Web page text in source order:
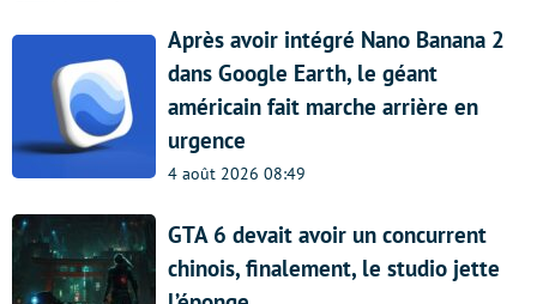
Après avoir intégré Nano Banana 2
dans Google Earth, le géant
américain fait marche arrière en
urgence
4 août 2026 08:49
GTA 6 devait avoir un concurrent
chinois, finalement, le studio jette